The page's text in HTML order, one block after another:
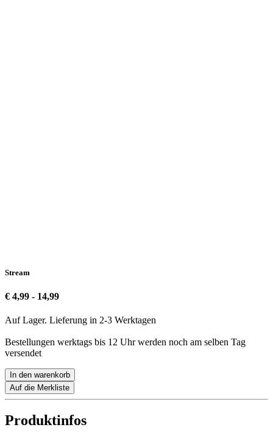
Stream
€ 4,99 - 14,99
Auf Lager. Lieferung in 2-3 Werktagen
Bestellungen werktags bis 12 Uhr werden noch am selben Tag
versendet
In den warenkorb
Auf die Merkliste
Produktinfos